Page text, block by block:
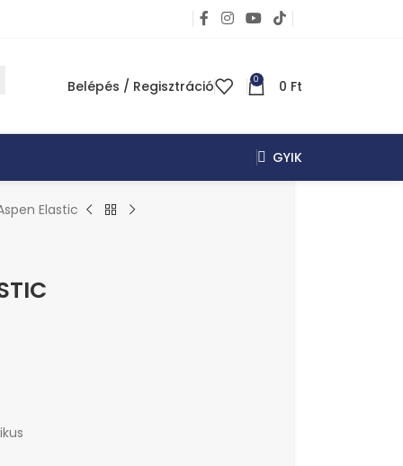
Belépés / Regisztráció 0 0 Ft
GYIK
Elastic